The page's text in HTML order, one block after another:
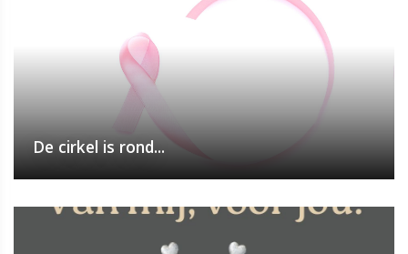
De cirkel is rond...